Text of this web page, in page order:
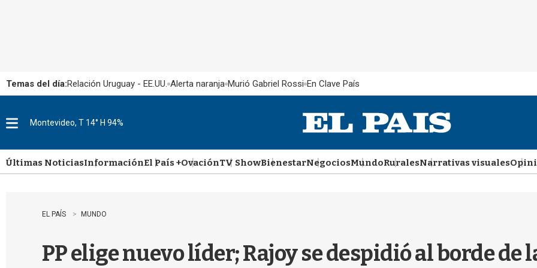
Temas del día:Relación Uruguay - EE.UU. Alerta naranja Murió Gabriel Rossi En Clave País
u
Montevideo, T 14° H 94%
Últimas NoticiasInformaciónEl País +OvaciónTV ShowBienestarNegociosMundoRuralesNarrativas visuales
EL PAÍS MUNDO
PP elige nuevo líder; Rajoy se despidió al borde de